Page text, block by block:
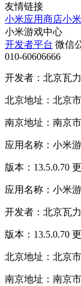
友情链接
小米应用商店小
小米游戏中心
开发者平台 微信
010-60606666
开发者：北京瓦
北京地址：北京
南京地址：南京
应用名称：小米
版本：13.5.0.70
应用名称：小米
开发者：北京瓦
版本：13.5.0.70
北京地址：北京
南京地址：南京